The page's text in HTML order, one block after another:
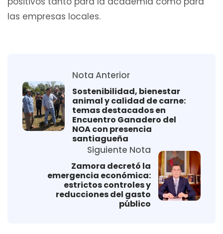
las empresas locales.
Nota Anterior
Sostenibilidad, bienestar
animal y calidad de carne:
temas destacados en
Encuentro Ganadero del
NOA con presencia
santiagueña
Siguiente Nota
Zamora decretó la
emergencia económica:
estrictos controles y
reducciones del gasto
público